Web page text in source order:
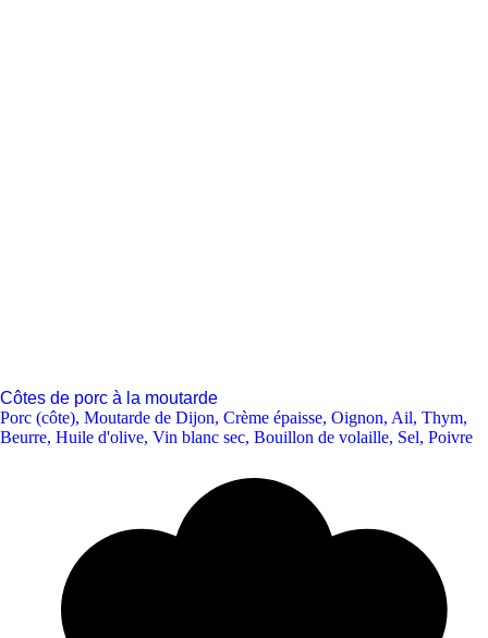
Côtes de porc à la moutarde
Porc (côte), Moutarde de Dijon, Crème épaisse, Oignon, Ail, Thym,
Beurre, Huile d'olive, Vin blanc sec, Bouillon de volaille, Sel, Poivre